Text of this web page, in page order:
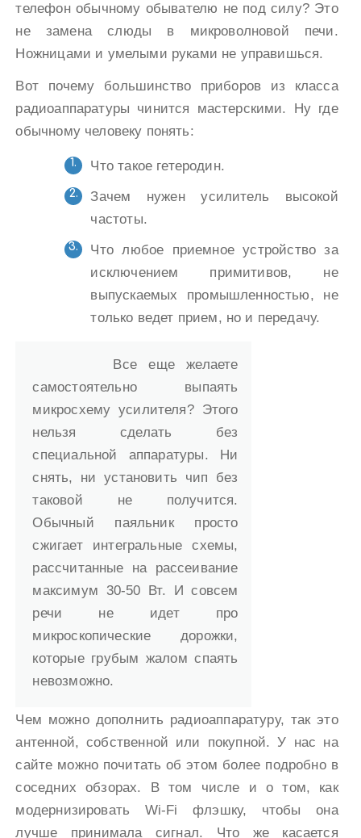
телефон обычному обывателю не под силу? Это
не замена слюды в микроволновой печи.
Ножницами и умелыми руками не управишься.
Вот почему большинство приборов из класса
радиоаппаратуры чинится мастерскими. Ну где
обычному человеку понять:
Что такое гетеродин.
Зачем нужен усилитель высокой
частоты.
Что любое приемное устройство за
исключением примитивов, не
выпускаемых промышленностью, не
только ведет прием, но и передачу.
Все еще желаете
самостоятельно выпаять
микросхему усилителя? Этого
нельзя сделать без
специальной аппаратуры. Ни
снять, ни установить чип без
таковой не получится.
Обычный паяльник просто
сжигает интегральные схемы,
рассчитанные на рассеивание
максимум 30-50 Вт. И совсем
речи не идет про
микроскопические дорожки,
которые грубым жалом спаять
невозможно.
Чем можно дополнить радиоаппаратуру, так это
антенной, собственной или покупной. У нас на
сайте можно почитать об этом более подробно в
соседних обзорах. В том числе и о том, как
модернизировать Wi-Fi флэшку, чтобы она
лучше принимала сигнал. Что же касается